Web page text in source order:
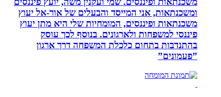
ומשכנתאות, אני המייסד והבעלים של אור-אל יעוץ
משכנתאות ופיננסים, המומחיות שלי היא מתן יעוץ
פיננסי למשפחות ולארגונים. בנוסף לכך עוסק
בהתנדבות בתחום כלכלת המשפחה דרך ארגון
”פעמונים”